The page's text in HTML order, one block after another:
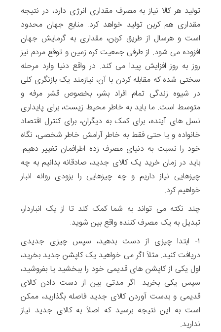
تولید هر کالا نیاز به مصرف مقداری انرژی دارد، در نتیجه
مقداری هم کربن تولید خواهد کرد. منابع جهان محدود
است و هرسال از طریق کربن، مقداری به گرمایش جهان
افزوده می شود. از طرفی جمعیت کره زمین و توقع مردم نیز
روز به روز افزایش پیدا می کند. در واقع دنیا وارد مرحله
سختی شده که مقابله کردن با آن، نیازمند یک بازنگری کلی
در شیوه زندگی تمام افراد بشر، بخصوص قشر مرفه و
متوسط است. ما باید به خاطر محیط زیست، برای پایداری
نسل های آینده، برای کمک به دیگران، برای کنترل اقتصاد
خانواده و یا حتی فقط به خاطر آرامش خاطر شخصی، نگاه
خود را نسبت به دنیای مصرف زده اطرافمان تغییر دهیم.
باید در زمان خرید یک کالای جدید، صادقانه بدانیم به چه
چیزهایی نیاز داریم و چه چیزهایی را بزودی روانه انبار
خواهیم کرد.
چند نکته می تواند به شما کمک کند تا از یک انباردار،
تبدیل به یک مصرف کننده واقع بین شوید.
۱- ابتدا چیزی از دست بدهید، سپس چیزی جدیدی
دریافت کنید. مثلاَ اگر می خواهید یک کاپشن جدید بخرید،
اول یکی از کاپشن های قدیمی خود را ببخشید یا بفروشید،
سپس یکی بخرید. اگر مدتی بین از دست دادن کالای
قدیمی و بدست آوردن کالای جدید فاصله بگذارید، ممکن
است به این نتیجه برسید که اصلاَ به کالای جدید نیاز
ندارید.